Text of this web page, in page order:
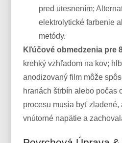
pred utesnením;
elektrolytické farbenie
metódy.
Kľúčové obmedzenia pre
krehký vzhľadom na kov;
anodizovaný film môže
hranách štrbín alebo počas
procesu musia byť zladené,
vnútorné napätie a